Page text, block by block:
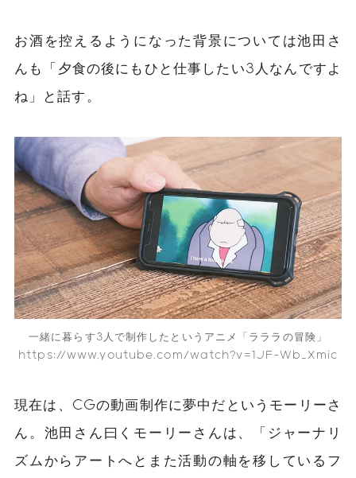
お酒を控えるようになった背景については池田さ
んも「夕食の後にもひと仕事したい3人なんですよ
ね」と話す。
一緒に暮らす3人で制作したというアニメ「ラララの冒険」
https://www.youtube.com/watch?v=1JF-Wb_Xmic
現在は、CGの動画制作に夢中だというモーリーさ
ん。池田さん曰くモーリーさんは、「 ジャーナリ
ズムからアートへとまた活動の軸を移しているフ